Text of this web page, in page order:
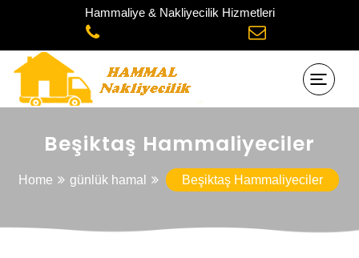
Hammaliye & Nakliyecilik Hizmetleri
Beşiktaş Hammaliyeciler
Home günlük hamal Beşiktaş Hammaliyeciler